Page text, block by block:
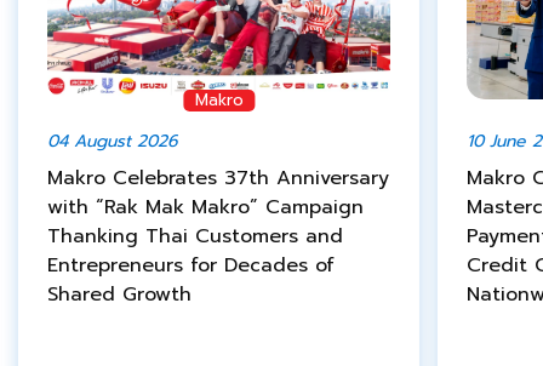
Makro
04 August 2026
Makro Celebrates 37th Anniversary
with “Rak Mak Makro” Campaign
Thanking Thai Customers and
Entrepreneurs for Decades of
Shared Growth
10 June
Makro
Credit